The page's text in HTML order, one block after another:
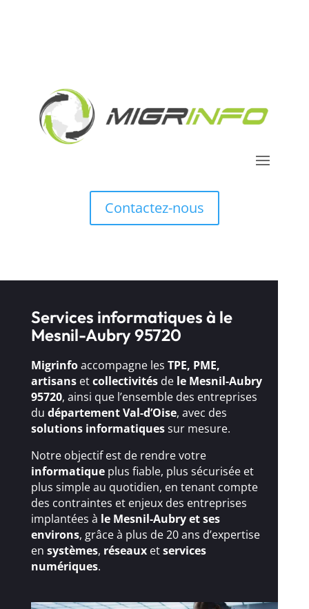
Contactez-nous
Services informatiques à le
Mesnil-Aubry 95720
Migrinfoaccompagne les TPE, PME,
artisansetcollectivitésde le Mesnil-Aubry
95720, ainsi que l’ensemble des entreprises
du département Val-d’Oise, avec des
solutions informatiquessur mesure.
Notre objectif est de rendre votre
informatiqueplus fiable, plus sécurisée et
plus simple au quotidien, en tenant compte
des contraintes et enjeux des entreprises
implantées à le Mesnil-Aubry et ses
environs, grâce à plus de 20 ans d’expertise
en systèmes, réseauxetservices
numériques.